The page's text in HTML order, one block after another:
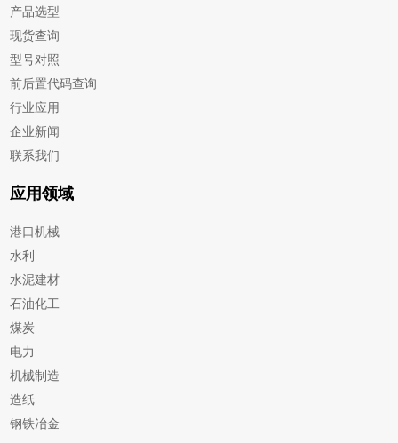
产品选型
现货查询
型号对照
前后置代码查询
行业应用
企业新闻
联系我们
应用领域
港口机械
水利
水泥建材
石油化工
煤炭
电力
机械制造
造纸
钢铁冶金